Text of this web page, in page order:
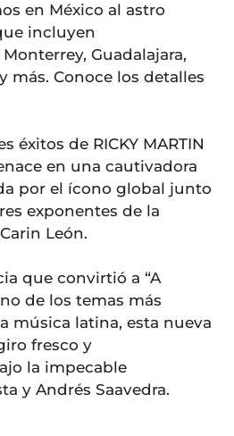
en México al astro
incluyen
Guadalajara,
más. Conoce los detalles
éxitos de RICKY MARTIN
en una cautivadora
por el ícono global junto
exponentes de la
León.
que convirtió a “A
de los temas más
música latina, esta nueva
fresco y
la impecable
y Andrés Saavedra.